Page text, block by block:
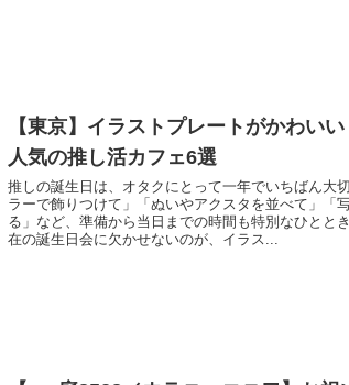
【東京】イラストプレートがかわい
人気の推し活カフェ6選
推しの誕生日は、オタクにとって一年でいちばん大
ラーで飾りつけて」「ぬいやアクスタを並べて」「
る」など、準備から当日までの時間も特別なひとと
在の誕生日会に欠かせないのが、イラス...